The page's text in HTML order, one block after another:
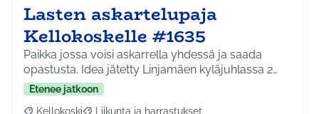
Lasten askartelupaja
Kellokoskelle #1635
Paikka jossa voisi askarrella yhdessä ja saada
opastusta. Idea jätetty Linjamäen kyläjuhlassa 2…
Etenee jatkoon
Kellokoski Liikunta ja harrastukset